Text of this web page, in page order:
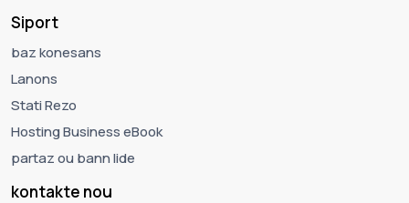
Siport
baz konesans
Lanons
Stati Rezo
Hosting Business eBook
partaz ou bann lide
kontakte nou